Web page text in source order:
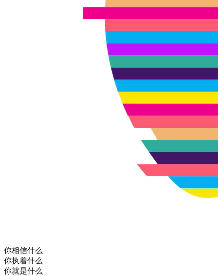
你相信什么
你执着什么
你就是什么